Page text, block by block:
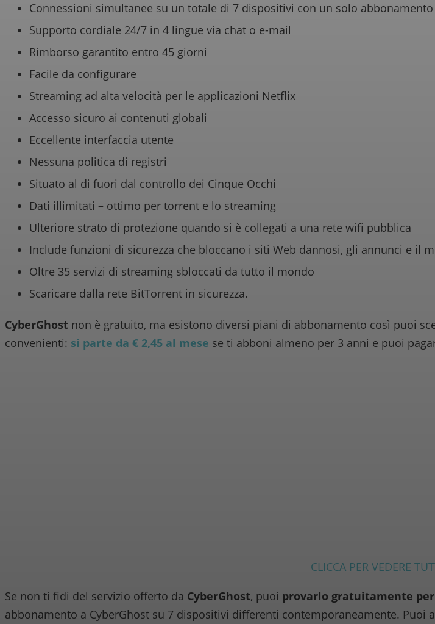
Connessioni simultanee su un totale di 7 dispositivi con un solo abbonamento
Supporto cordiale 24/7 in 4 lingue via chat o e-mail
Rimborso garantito entro 45 giorni
Facile da configurare
Streaming ad alta velocità per le applicazioni Netflix
Accesso sicuro ai contenuti globali
Eccellente interfaccia utente
Nessuna politica di registri
Situato al di fuori dal controllo dei Cinque Occhi
Dati illimitati – ottimo per torrent e lo streaming
Ulteriore strato di protezione quando si è collegati a una rete wifi pubblica
Include funzioni di sicurezza che bloccano i siti Web dannosi, gli annunci e il
Oltre 35 servizi di streaming sbloccati da tutto il mondo
Scaricare dalla rete BitTorrent in sicurezza.
CyberGhost non è gratuito, ma esistono diversi piani di abbonamento così puoi
convenienti: si parte da € 2,45 al mese se ti abboni almeno per 3 anni e puoi
CLICCA PER VEDERE
Se non ti fidi del servizio offerto da CyberGhost, puoi provarlo gratuitamente per
abbonamento a CyberGhost su 7 dispositivi differenti contemporaneamente.